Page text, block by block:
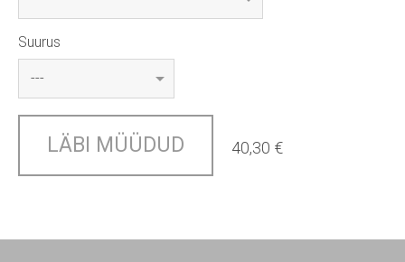
Suurus
LÄBI MÜÜDUD 40,30 €